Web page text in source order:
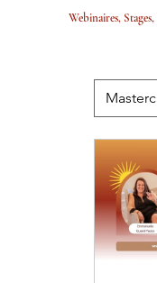
Webinaires,